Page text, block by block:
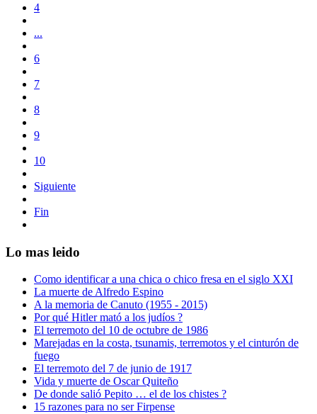
4
...
6
7
8
9
10
Siguiente
Fin
Lo mas leido
Como identificar a una chica o chico fresa en el siglo XXI
La muerte de Alfredo Espino
A la memoria de Canuto (1955 - 2015)
Por qué Hitler mató a los judíos ?
El terremoto del 10 de octubre de 1986
Marejadas en la costa, tsunamis, terremotos y el cinturón de
fuego
El terremoto del 7 de junio de 1917
Vida y muerte de Oscar Quiteño
De donde salió Pepito … el de los chistes ?
15 razones para no ser Firpense